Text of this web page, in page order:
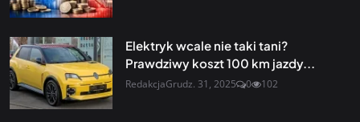
Elektryk wcale nie taki tani?
Prawdziwy koszt 100 km jazdy...
RedakcjaGrudz. 31, 2025 0 102